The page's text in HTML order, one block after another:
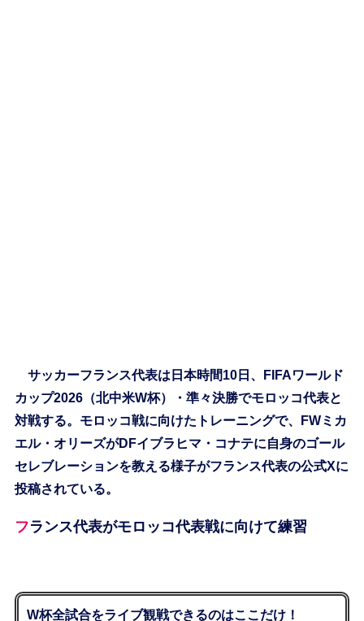
サッカーフランス代表は日本時間10日、FIFAワールド
カップ2026（北中米W杯）・準々決勝でモロッコ代表と
対戦する。モロッコ戦に向けたトレーニングで、FWミカ
エル・オリーズがDFイブラヒマ・コナテに自身のゴール
セレブレーションを教える様子がフランス代表の公式Xに
投稿されている。
フランス代表がモロッコ代表戦に向けて練習
W杯全試合をライブ観戦できるのはここだけ！